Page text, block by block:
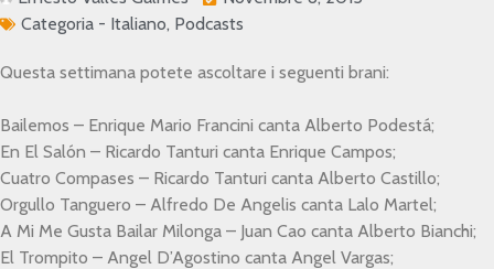
Categoria - Italiano, Podcasts
Questa settimana potete ascoltare i seguenti brani:
Bailemos – Enrique Mario Francini canta Alberto Podestá;
En El Salón – Ricardo Tanturi canta Enrique Campos;
Cuatro Compases – Ricardo Tanturi canta Alberto Castillo;
Orgullo Tanguero – Alfredo De Angelis canta Lalo Martel;
A Mi Me Gusta Bailar Milonga – Juan Cao canta Alberto Bianchi;
El Trompito – Angel D’Agostino canta Angel Vargas;